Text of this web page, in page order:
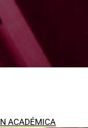
ACADÉMICA